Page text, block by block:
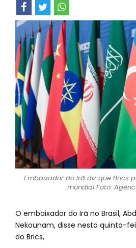
Embaixador do Irã diz que Brics
mundial Foto:
O embaixador do Irã no Brasil,
Nekounam, disse nesta quinta-
do Brics,